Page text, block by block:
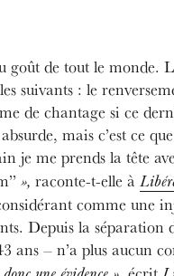
goût de tout le monde.
suivants : le
de chantage si ce
mais c’est ce
je me prends la tête
», raconte-t-elle à
comme une
Depuis la séparation
– n’a plus aucun